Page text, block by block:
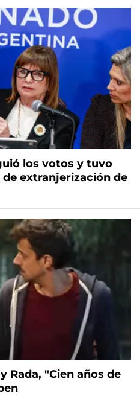
los votos y tuvo
extranjerización de
Rada, "Cien años de